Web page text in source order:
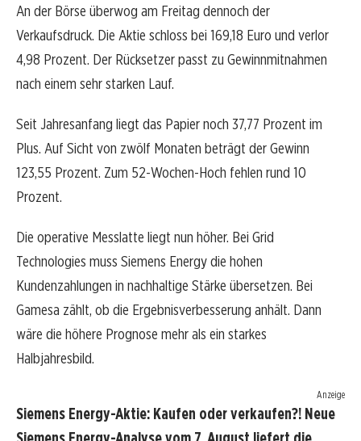
An der Börse überwog am Freitag dennoch der
Verkaufsdruck. Die Aktie schloss bei 169,18 Euro und verlor
4,98 Prozent. Der Rücksetzer passt zu Gewinnmitnahmen
nach einem sehr starken Lauf.
Seit Jahresanfang liegt das Papier noch 37,77 Prozent im
Plus. Auf Sicht von zwölf Monaten beträgt der Gewinn
123,55 Prozent. Zum 52-Wochen-Hoch fehlen rund 10
Prozent.
Die operative Messlatte liegt nun höher. Bei Grid
Technologies muss Siemens Energy die hohen
Kundenzahlungen in nachhaltige Stärke übersetzen. Bei
Gamesa zählt, ob die Ergebnisverbesserung anhält. Dann
wäre die höhere Prognose mehr als ein starkes
Halbjahresbild.
Anzeige
Siemens Energy-Aktie: Kaufen oder verkaufen?! Neue